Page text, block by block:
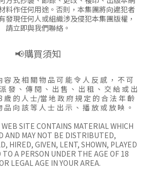
料作任何用途。否則，本集團將向違犯者
發現任何人或組織涉及侵犯本集團版權，
請立即與我們聯絡。
📢購買須知
容 及 相 關 物 品 可 能 令 人 反 感 ， 不 可
發 、 傳 閱 、 出 售 、 出 租 、 交 給 或 出
歲 的 人 士/當 地 政 府 規 定 的 合 法 年 齡
品 向 該 等 人 士 出 示 、 播 放 或 放 映 。
SITE CONTAINS MATERIAL WHICH
AND MAY NOT BE DISTRIBUTED,
HIRED, GIVEN, LENT, SHOWN, PLAYED
A PERSON UNDER THE AGE OF 18
LEGAL AGE IN YOUR AREA.